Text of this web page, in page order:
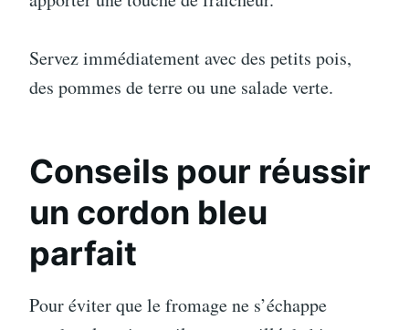
Servez immédiatement avec des petits pois,
des pommes de terre ou une salade verte.
Conseils pour réussir
un cordon bleu
parfait
Pour éviter que le fromage ne s’échappe